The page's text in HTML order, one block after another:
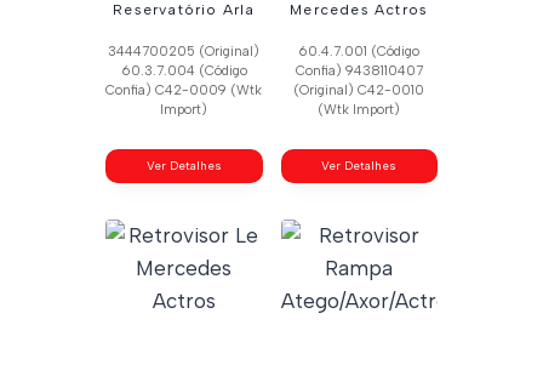
Reservatório Arla
3444700205 (Original)
60.3.7.004 (Código
Confia) C42-0009 (Wtk
Import)
Ver Detalhes
Mercedes Actros
60.4.7.001 (Código
Confia) 9438110407
(Original) C42-0010
(Wtk Import)
Ver Detalhes